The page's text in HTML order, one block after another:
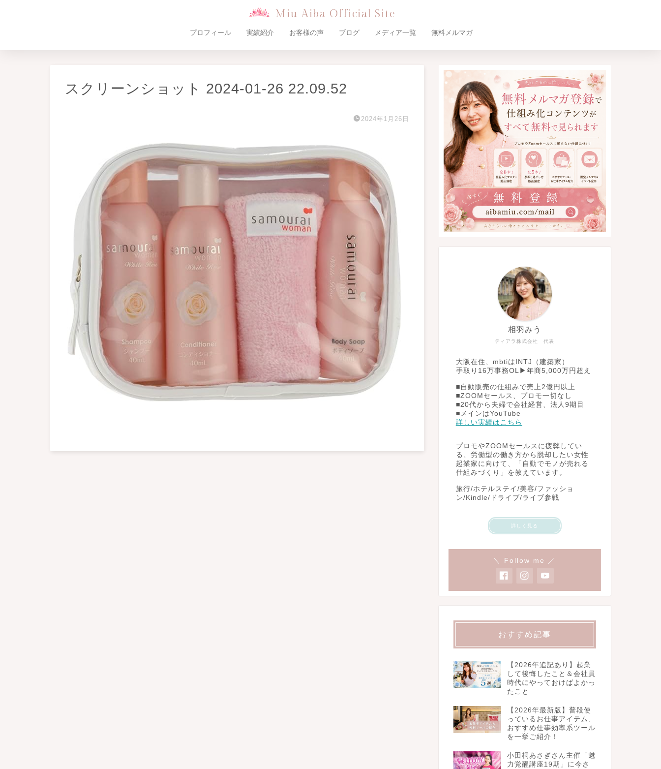
Miu Aiba Official Site
プロフィール 実績紹介 お客様の声 ブログ メディア一覧 無料メルマガ
スクリーンショット 2024-01-26 22.09.52
2024年1月26日
ティアラ株式会社 代表
相羽みう
大阪在住、mbtiはINTJ（建築家）
手取り16万事務OL▶︎年商5,000万円超え
■自動販売の仕組みで売上2億円以上
■ZOOMセールス、プロモ一切なし
■20代から夫婦で会社経営、法人9期目
■メインはYouTube
詳しい実績はこちら
プロモやZOOMセールスに疲弊してい
る、労働型の働き方から脱却したい女性
起業家に向けて、「自動でモノが売れる
仕組みづくり」を教えています。
旅行/ホテルステイ/美容/ファッショ
ン/Kindle/ドライブ/ライブ参戦
詳しく見る
＼ Follow me ／
おすすめ記事
【2026年追記あり】起業
して後悔したこと＆会社員
時代にやっておけばよかっ
たこと
【2026年最新版】普段使
っているお仕事アイテム、
おすすめ仕事効率系ツール
を一挙ご紹介！
小田桐あさぎさん主催「魅
力覚醒講座19期」に今さ